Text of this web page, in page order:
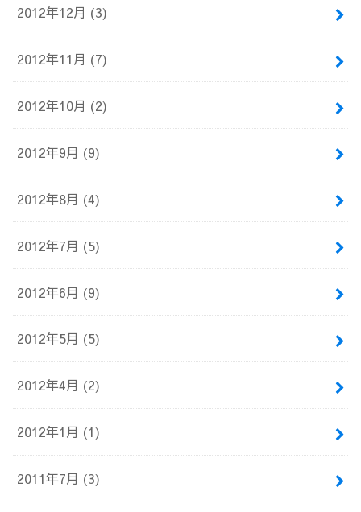
2012年12月 (3)
2012年11月 (7)
2012年10月 (2)
2012年9月 (9)
2012年8月 (4)
2012年7月 (5)
2012年6月 (9)
2012年5月 (5)
2012年4月 (2)
2012年1月 (1)
2011年7月 (3)